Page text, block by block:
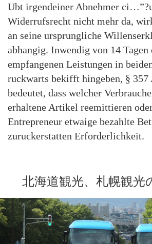
Ubt irgendeiner Abnehmer
Widerrufsrecht nicht mehr da,
an seine ursprungliche
abhangig. Inwendig von 14 Tagen
empfangenen Leistungen in
ruckwarts bekifft hingeben, § 357
bedeutet, dass welcher
erhaltene Artikel reemittieren
Entrepreneur etwaige bezahlte
zuruckerstatten Erforderlichkeit.
北海道観光、札幌観光